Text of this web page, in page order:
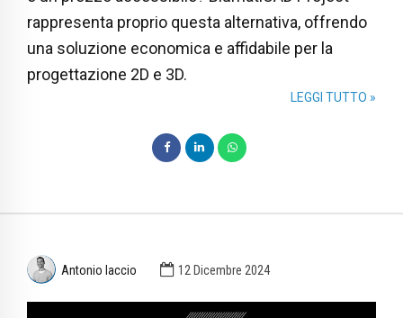
rappresenta proprio questa alternativa, offrendo
una soluzione economica e affidabile per la
progettazione 2D e 3D.
LEGGI TUTTO »
Antonio Iaccio 12 Dicembre 2024